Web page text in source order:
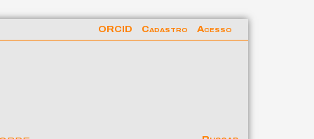
ORCID Cadastro Acesso